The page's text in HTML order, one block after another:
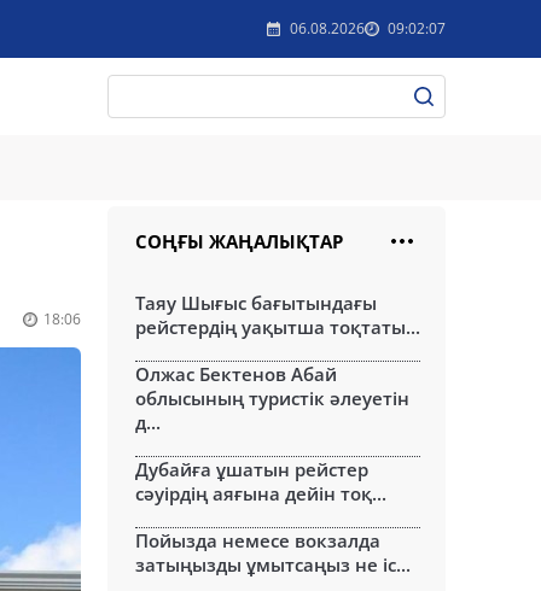
06.08.2026 09:02:07
18:06
СОҢҒЫ ЖАҢАЛЫҚТАР
Таяу Шығыс бағытындағы
рейстердің уақытша тоқтаты...
Олжас Бектенов Абай
облысының туристік әлеуетін
д...
Дубайға ұшатын рейстер
сәуірдің аяғына дейін тоқ...
Пойызда немесе вокзалда
затыңызды ұмытсаңыз не іс...